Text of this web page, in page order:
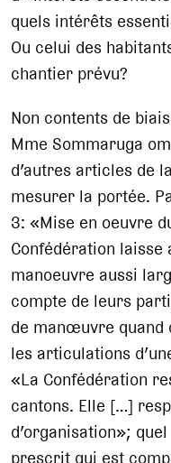
quels intérêts
Ou celui des
chantier prévu?
Non contents de
Mme Sommaruga
d’autres articles de
mesurer la portée.
3: «Mise en oeuvre
Confédération laisse
manoeuvre aussi
compte de leurs
de manœuvre
les articulations
«La Confédération
cantons. Elle […]
d’organisation»;
prescrit qui est